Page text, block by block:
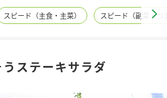
スピード（主食・主菜） スピード（副菜・つ
うステーキサラダ